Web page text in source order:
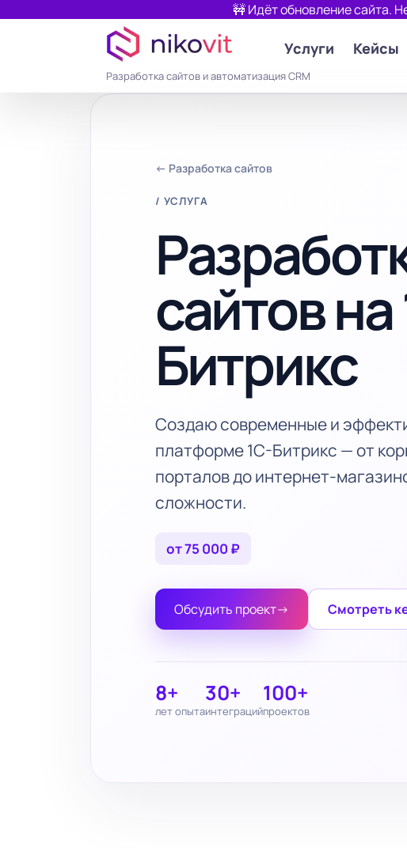
🚧 Идёт обновление сайта.
Услуги Кейсы
Разработка сайтов и автоматизация CRM
← Разработка сайтов
/ УСЛУГА
сайтов
Битрикс
Создаю современные и
платформе 1С-Битрикс — от
порталов до интернет-
сложности.
от 75 000 ₽
Обсудить проект→ Смотреть
8+
лет опыта
30+
интеграций
100+
проектов